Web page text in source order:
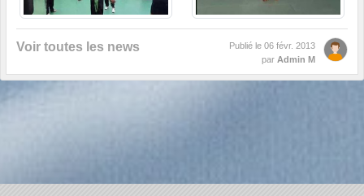
Voir toutes les news Publié le 06 févr. 2013
par Admin M